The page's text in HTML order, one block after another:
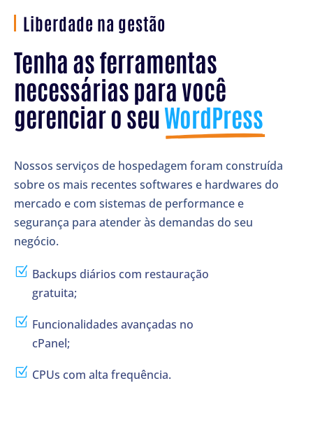
Liberdade na gestão
Tenha as ferramentas
necessárias para você
gerenciar o seu WordPress
Nossos serviços de hospedagem foram construída
sobre os mais recentes softwares e hardwares do
mercado e com sistemas de performance e
segurança para atender às demandas do seu
negócio.
Z Backups diários com restauração
gratuita;
Z Funcionalidades avançadas no
cPanel;
Z CPUs com alta frequência.